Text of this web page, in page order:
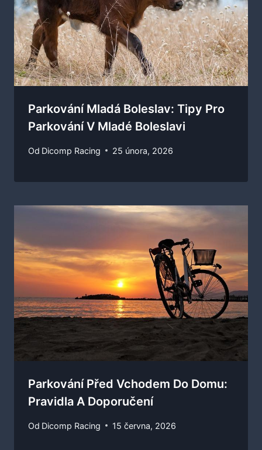
Parkování Mladá Boleslav: Tipy Pro
Parkování V Mladé Boleslavi
Od Dicomp Racing 25 února, 2026
Parkování Před Vchodem Do Domu:
Pravidla A Doporučení
Od Dicomp Racing 15 června, 2026